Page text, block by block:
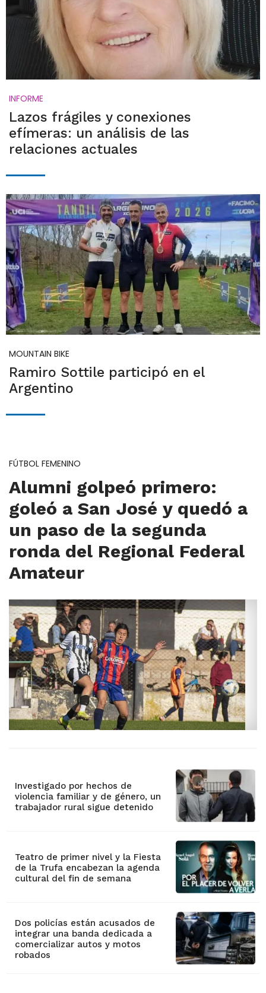
INFORME
Lazos frágiles y conexiones
efímeras: un análisis de las
relaciones actuales
MOUNTAIN BIKE
Ramiro Sottile participó en el
Argentino
FÚTBOL FEMENINO
Alumni golpeó primero:
goleó a San José y quedó a
un paso de la segunda
ronda del Regional Federal
Amateur
Investigado por hechos de
violencia familiar y de género, un
trabajador rural sigue detenido
Teatro de primer nivel y la Fiesta
de la Trufa encabezan la agenda
cultural del fin de semana
Dos policías están acusados de
integrar una banda dedicada a
comercializar autos y motos
robados